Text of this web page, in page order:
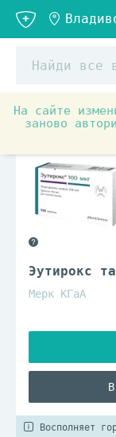
На сайте
заново
Аптечные товары
Эутирокс
Мерк КГаА
Восполняет